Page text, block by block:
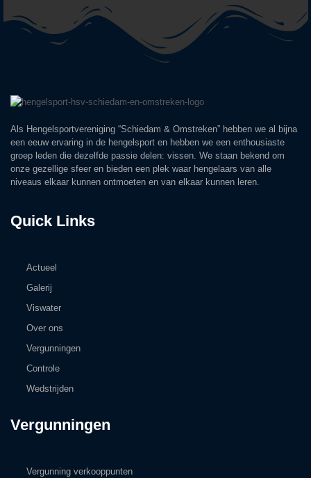
Als Hengelsportvereniging “Schiedam & Omstreken” hebben we al bijna
een eeuw ervaring in de hengelsport en hebben we een enthousiaste
groep leden die dezelfde passie delen: vissen. We staan bekend om
onze gezellige sfeer en bieden een plek waar hengelaars van alle
niveaus elkaar kunnen ontmoeten en van elkaar kunnen leren.
Quick Links
Actueel
Galerij
Viswater
Over ons
Vergunningen
Controle
Wedstrijden
Vergunningen
Vergunning verkooppunten